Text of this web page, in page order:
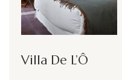
Villa De L’Ô